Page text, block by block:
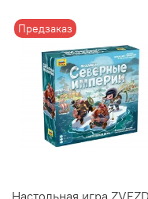
Предзаказ
Настольная игра